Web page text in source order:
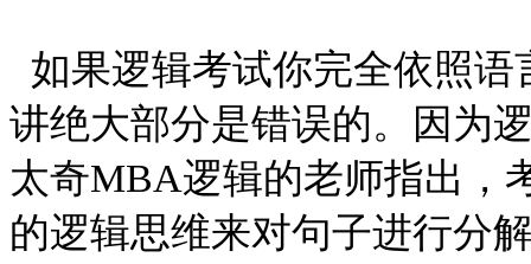
如果逻辑考试你完全依照
讲绝大部分是错误的。因为
太奇MBA逻辑的老师指出，
的逻辑思维来对句子进行分